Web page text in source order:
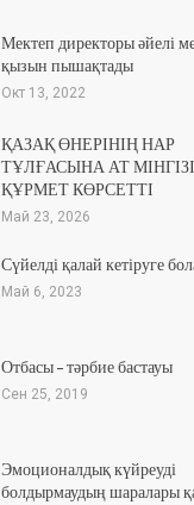
Мектеп директоры әйелі
қызын пышақтады
Окт 13, 2022
ҚАЗАҚ ӨНЕРІНІҢ НАР
ТҰЛҒАСЫНА АТ
ҚҰРМЕТ КӨРСЕТТІ
Май 23, 2026
Сүйелді қалай кетіруге
Май 6, 2023
Отбасы – тәрбие бастауы
Сен 25, 2019
Эмоционалдық күйреуді
болдырмаудың шаралары